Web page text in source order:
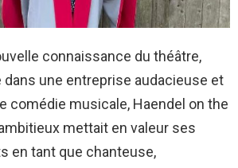
connaissance du théâtre,
dans une entreprise audacieuse et
comédie musicale, Haendel on the
mettait en valeur ses
en tant que chanteuse,